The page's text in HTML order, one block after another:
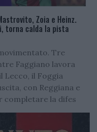
Zoia e Heinz.
torna calda la pista
Tre
Faggiano lavora
Lecco, il Foggia
con Reggiana e
completare la difes